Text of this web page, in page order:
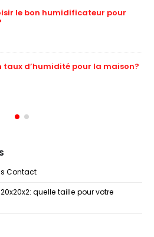
le bon humidificateur pour
taux d’humidité pour la maison?
Contact
quelle taille pour votre